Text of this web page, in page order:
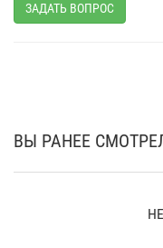
ЗАДАТЬ ВОПРОС
ВЫ РАНЕЕ